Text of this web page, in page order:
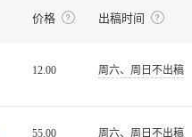
价格 出稿时间
12.00 周六、周日不出稿
55.00 周六、周日不出稿